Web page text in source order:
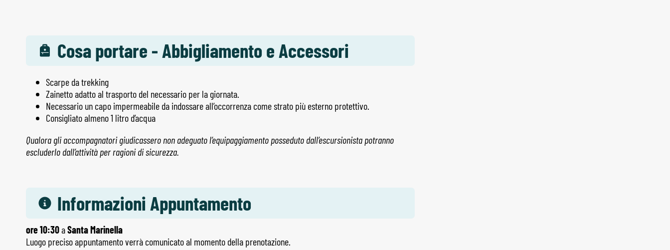
Cosa portare - Abbigliamento e Accessori
Scarpe da trekking
Zainetto adatto al trasporto del necessario per la giornata.
Necessario un capo impermeabile da indossare all’occorrenza come strato più esterno protettivo.
Consigliato almeno 1 litro d’acqua
Qualora gli accompagnatori giudicassero non adeguato l’equipaggiamento posseduto dall’escursionista potranno
escluderlo dall’attività per ragioni di sicurezza.
Informazioni Appuntamento
ore 10:30aSanta Marinella
Luogo preciso appuntamento verrà comunicato al momento della prenotazione.